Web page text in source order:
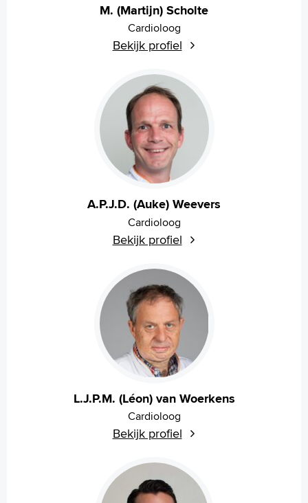
M. (Martijn) Scholte
Cardioloog
Bekijk profiel
A.P.J.D. (Auke) Weevers
Cardioloog
Bekijk profiel
L.J.P.M. (Léon) van Woerkens
Cardioloog
Bekijk profiel